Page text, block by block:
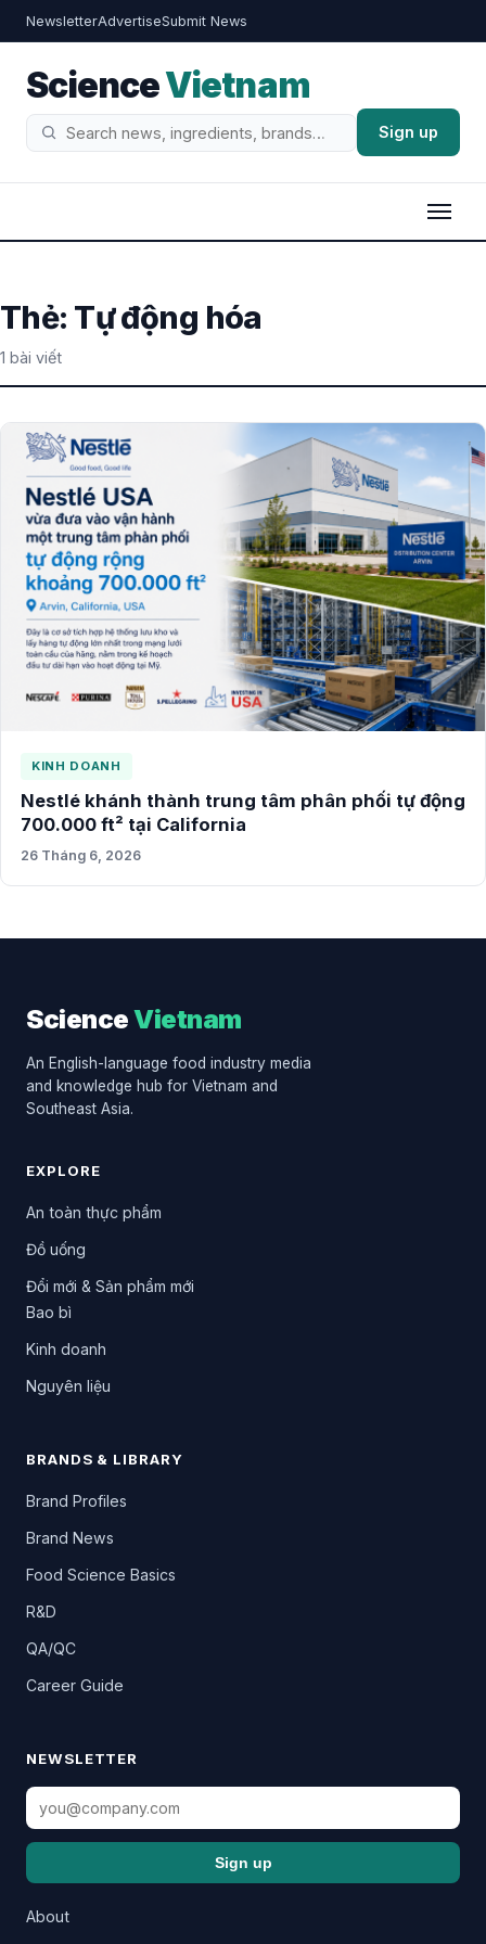
NewsletterAdvertiseSubmit News
ScienceVietnam
Tìm
Sign up
Thẻ: Tự động hóa
1 bài viết
KINH DOANH
Nestlé khánh thành trung tâm phân phối tự động
700.000 ft² tại California
26 Tháng 6, 2026
ScienceVietnam
An English-language food industry media
and knowledge hub for Vietnam and
Southeast Asia.
EXPLORE
An toàn thực phẩm
Đồ uống
Đổi mới & Sản phẩm mới
Bao bì
Kinh doanh
Nguyên liệu
BRANDS & LIBRARY
Brand Profiles
Brand News
Food Science Basics
R&D
QA/QC
Career Guide
NEWSLETTER
Sign up
About